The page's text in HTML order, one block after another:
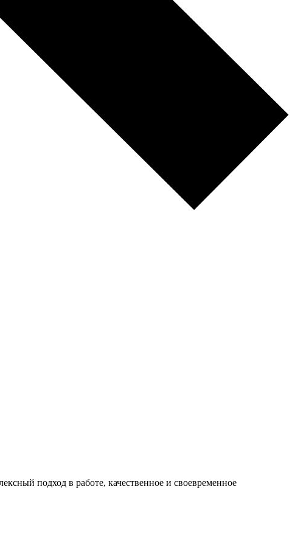
подход в работе, качественное и своевременное